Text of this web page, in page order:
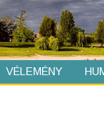
VÉLEMÉNY